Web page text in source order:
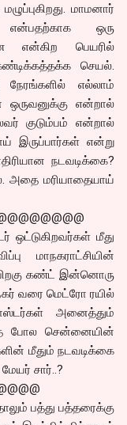
மாமனார்
ஒரு
என்கிற பெயரில்
செயல்.
எல்லாம்
ஒருவனுக்கு என்றால்
குடும்பம் என்றால்
இருப்பார்கள் என்று
நடவடிக்கை?
அதை மரியாதையாய்
ஒட்டுகிறவர்கள் மீது
மாநகராட்சியின்
பிறகு கண்ட் இன்னொரு
வரை மெட்ரோ ரயில்
அனைத்தும்
போல சென்னையின்
மீதும் நடவடிக்கை
சார்..?
பத்து பத்தரைக்கு